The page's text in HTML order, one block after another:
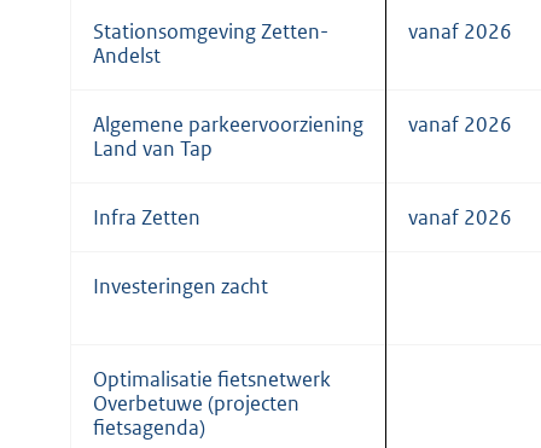
Stationsomgeving Zetten-
Andelst
vanaf 2026
Algemene parkeervoorziening
Land van Tap
vanaf 2026
Infra Zetten vanaf 2026
Investeringen zacht
Optimalisatie fietsnetwerk
Overbetuwe (projecten
fietsagenda)